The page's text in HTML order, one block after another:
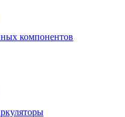
компонентов